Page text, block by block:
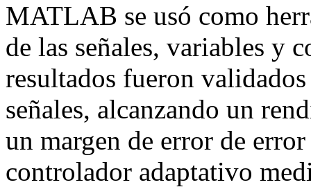
MATLAB se usó como
de las señales, variables y
resultados fueron
señales, alcanzando un
un margen de error de
controlador adaptativo